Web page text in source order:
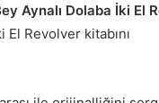
Aynalı Dolaba İki El
El Revolver kitabını